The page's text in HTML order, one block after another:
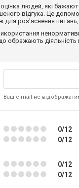
оцінка людей, які
відгука. Це
для роз'яснення питань,
ображають діяльність
Ваш e-mail не
0/12
0/12
0/12
0/12